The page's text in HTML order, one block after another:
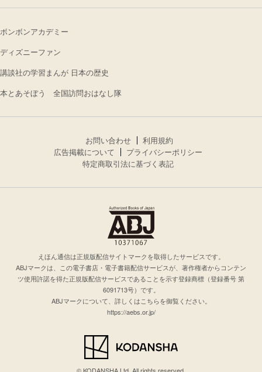
ボンボンアカデミー
ディズニーファン
講談社の学習まんが 日本の歴史
本とあそぼう 全国訪問おはなし隊
お問い合わせ
利用規約
広告掲載について
プライバシーポリシー
特定商取引法に基づく表記
えほん通信は正規版配信サイトマークを取得したサービスです。
ABJマークは、この電子書店・電子書籍配信サービスが、著作権者からコンテン
ツ使用許諾を得た正規版配信サービスであることを示す登録商標（登録番号 第
6091713号）です。
ABJマークについて、詳しくはこちらを御覧ください。
https://aebs.or.jp/